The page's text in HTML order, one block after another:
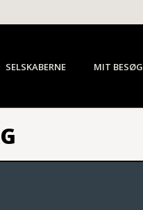
SELSKABERNE MIT BESØG